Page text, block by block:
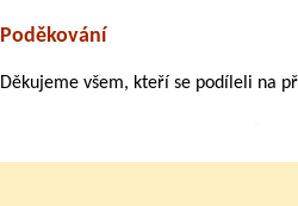
Poděkování
Děkujeme všem, kteří se podíleli na